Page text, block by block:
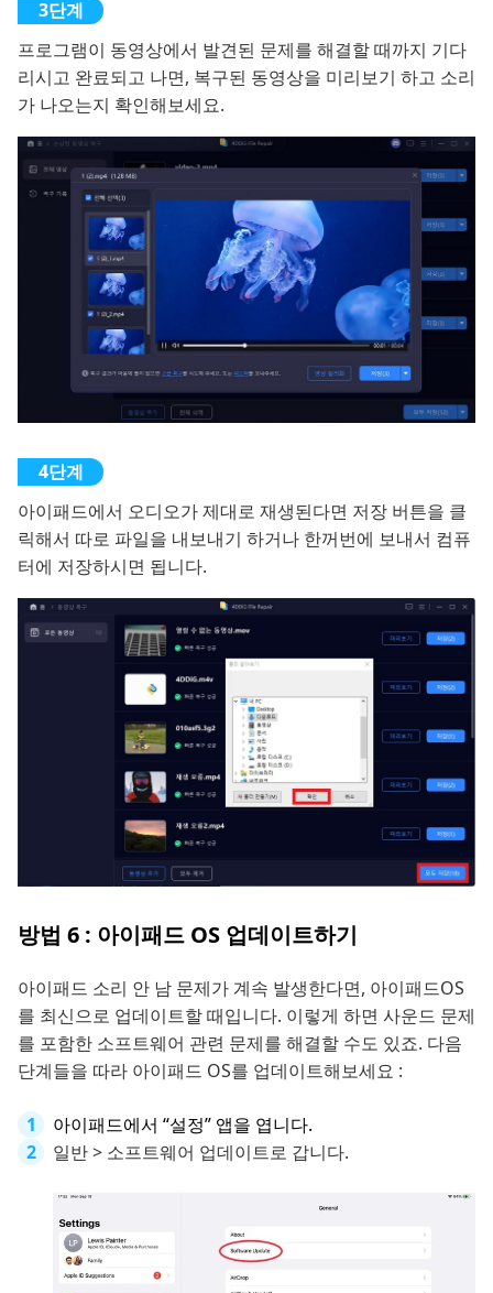
프로그램이 동영상에서 발견된 문제를 해결할 때까지 기다
리시고 완료되고 나면, 복구된 동영상을 미리보기 하고 소리
가 나오는지 확인해보세요.
아이패드에서 오디오가 제대로 재생된다면 저장 버튼을 클
릭해서 따로 파일을 내보내기 하거나 한꺼번에 보내서 컴퓨
터에 저장하시면 됩니다.
방법 6 : 아이패드 OS 업데이트하기
아이패드 소리 안 남 문제가 계속 발생한다면, 아이패드OS
를 최신으로 업데이트할 때입니다. 이렇게 하면 사운드 문제
를 포함한 소프트웨어 관련 문제를 해결할 수도 있죠. 다음
단계들을 따라 아이패드 OS를 업데이트해보세요 :
아이패드에서 “설정” 앱을 엽니다.
일반 > 소프트웨어 업데이트로 갑니다.